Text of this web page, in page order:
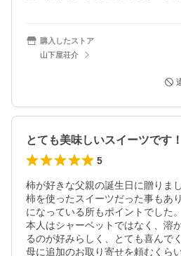
購入したストア
山下屋荘介
とても美味しいスイーツです！
5
柿が好きな父親の誕生日に贈りまし
柿を使ったスイーツだった事もあ
になっている所もポイントでした。
本人はシャーベットではなく、溶
るのが好みらしく、とても喜んで
母に追加のお取り寄せを頼むくら